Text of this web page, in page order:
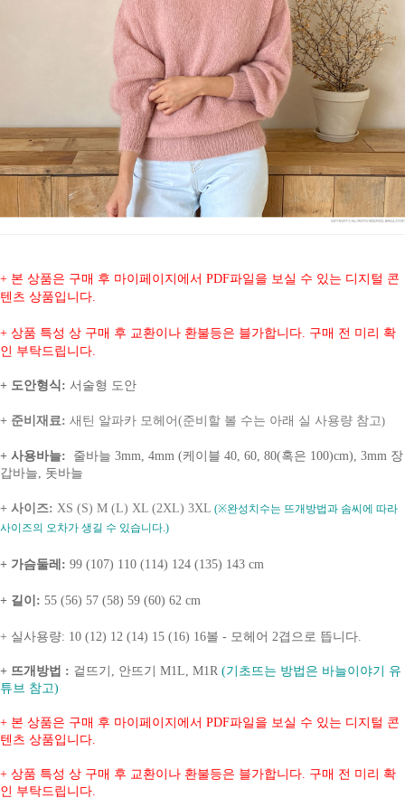
+ 본 상품은 구매 후 마이페이지에서 PDF파일을 보실 수 있는 디지털 콘
텐츠 상품입니다.
+ 상품 특성 상 구매 후 교환이나 환불등은 블가합니다. 구매 전 미리 확
인 부탁드립니다.
+ 도안형식: 서술형 도안
+ 준비재료: 새틴 알파카 모헤어(준비할 볼 수는 아래 실 사용량 참고)
+ 사용바늘: 줄바늘 3mm, 4mm (케이블 40, 60, 80(혹은 100)cm), 3mm 장
갑바늘, 돗바늘
+ 사이즈: XS (S) M (L) XL (2XL) 3XL (※완성치수는 뜨개방법과 솜씨에 따라
사이즈의 오차가 생길 수 있습니다.)
+ 가슴둘레: 99 (107) 110 (114) 124 (135) 143 cm
+ 길이: 55 (56) 57 (58) 59 (60) 62 cm
+ 실사용량: 10 (12) 12 (14) 15 (16) 16볼 - 모헤어 2겹으로 뜹니다.
+ 뜨개방법 : 겉뜨기, 안뜨기 M1L, M1R (기초뜨는 방법은 바늘이야기 유
튜브 참고)
+ 본 상품은 구매 후 마이페이지에서 PDF파일을 보실 수 있는 디지털 콘
텐츠 상품입니다.
+ 상품 특성 상 구매 후 교환이나 환불등은 블가합니다. 구매 전 미리 확
인 부탁드립니다.